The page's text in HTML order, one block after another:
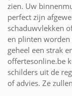
zien. Uw
perfect zijn
schaduwvlekken
en plinten
geheel een strak
offertesonline.be
schilders uit de
of advies. Ze